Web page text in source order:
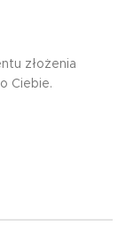
złożenia
Ciebie.